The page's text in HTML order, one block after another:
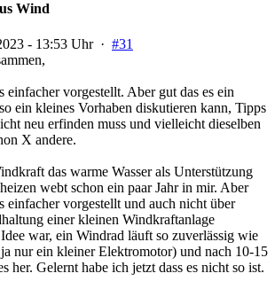
Wind
- 13:53 Uhr · #31
einfacher vorgestellt. Aber gut das es ein
ein kleines Vorhaben diskutieren kann, Tipps
neu erfinden muss und vielleicht dieselben
X andere.
das warme Wasser als Unterstützung
webt schon ein paar Jahr in mir. Aber
einfacher vorgestellt und auch nicht über
einer kleinen Windkraftanlage
war, ein Windrad läuft so zuverlässig wie
nur ein kleiner Elektromotor) und nach 10-15
her. Gelernt habe ich jetzt dass es nicht so ist.